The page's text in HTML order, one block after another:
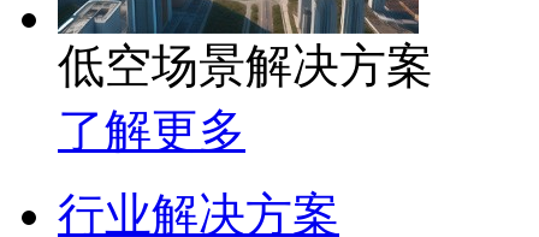
低空场景解决方案
了解更多
行业解决方案